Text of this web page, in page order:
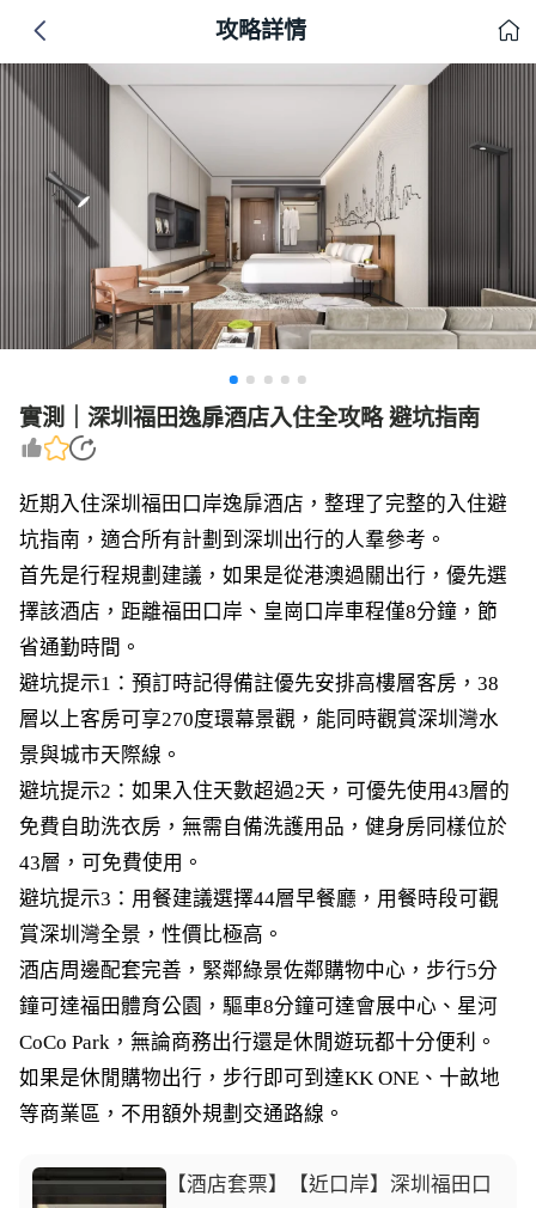
攻略詳情
實測｜深圳福田逸扉酒店入住全攻略 避坑指南
近期入住深圳福田口岸逸扉酒店，整理了完整的入住避
坑指南，適合所有計劃到深圳出行的人羣參考。
首先是行程規劃建議，如果是從港澳過關出行，優先選
擇該酒店，距離福田口岸、皇崗口岸車程僅8分鐘，節
省通勤時間。
避坑提示1：預訂時記得備註優先安排高樓層客房，38
層以上客房可享270度環幕景觀，能同時觀賞深圳灣水
景與城市天際線。
避坑提示2：如果入住天數超過2天，可優先使用43層的
免費自助洗衣房，無需自備洗護用品，健身房同樣位於
43層，可免費使用。
避坑提示3：用餐建議選擇44層早餐廳，用餐時段可觀
賞深圳灣全景，性價比極高。
酒店周邊配套完善，緊鄰綠景佐鄰購物中心，步行5分
鐘可達福田體育公園，驅車8分鐘可達會展中心、星河
CoCo Park，無論商務出行還是休閒遊玩都十分便利。
如果是休閒購物出行，步行即可到達KK ONE、十畝地
等商業區，不用額外規劃交通路線。
【酒店套票】【近口岸】深圳福田口